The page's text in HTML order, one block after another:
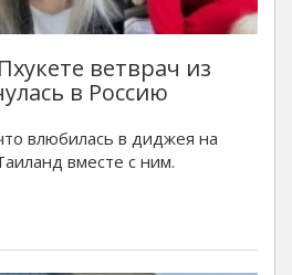
ветврач из
в Россию
влюбилась в диджея на
вместе с ним.